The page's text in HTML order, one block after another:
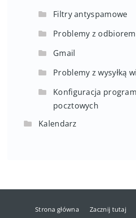
Filtry antyspamowe
Problemy z
Gmail
Problemy z wysyłką
Konfiguracja
pocztowych
Kalendarz
Strona główna Zacznij tutaj